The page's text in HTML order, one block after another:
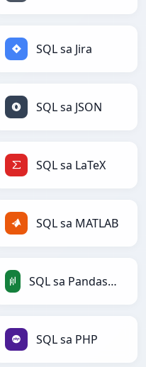
SQL sa Jira
SQL sa JSON
SQL sa LaTeX
SQL sa MATLAB
SQL sa PandasDataFrame
SQL sa PHP